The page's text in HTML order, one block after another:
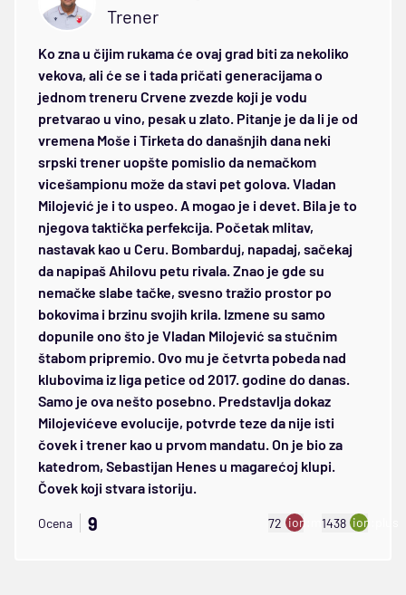
Trener
Ko zna u čijim rukama će ovaj grad biti za nekoliko
vekova, ali će se i tada pričati generacijama o
jednom treneru Crvene zvezde koji je vodu
pretvarao u vino, pesak u zlato. Pitanje je da li je od
vremena Moše i Tirketa do današnjih dana neki
srpski trener uopšte pomislio da nemačkom
vicešampionu može da stavi pet golova. Vladan
Milojević je i to uspeo. A mogao je i devet. Bila je to
njegova taktička perfekcija. Početak mlitav,
nastavak kao u Ceru. Bombarduj, napadaj, sačekaj
da napipaš Ahilovu petu rivala. Znao je gde su
nemačke slabe tačke, svesno tražio prostor po
bokovima i brzinu svojih krila. Izmene su samo
dopunile ono što je Vladan Milojević sa stučnim
štabom pripremio. Ovo mu je četvrta pobeda nad
klubovima iz liga petice od 2017. godine do danas.
Samo je ova nešto posebno. Predstavlja dokaz
Milojevićeve evolucije, potvrde teze da nije isti
čovek i trener kao u prvom mandatu. On je bio za
katedrom, Sebastijan Henes u magarećoj klupi.
Čovek koji stvara istoriju.
Ocena 9 72 ion:minus
1438 ion:plus